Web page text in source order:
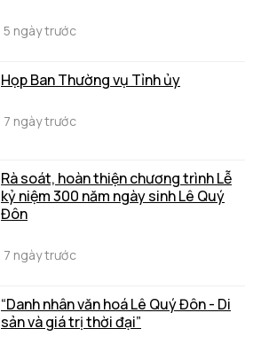
5 ngày trước
Họp Ban Thường vụ Tỉnh ủy
7 ngày trước
Rà soát, hoàn thiện chương trình Lễ
kỷ niệm 300 năm ngày sinh Lê Quý
Đôn
7 ngày trước
“Danh nhân văn hoá Lê Quý Đôn - Di
sản và giá trị thời đại”